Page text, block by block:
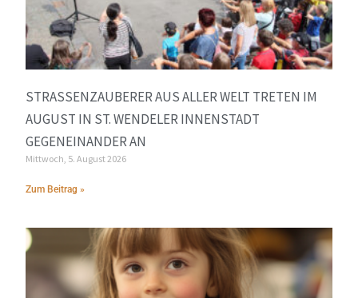
STRASSENZAUBERER AUS ALLER WELT TRETEN IM A
UGUST IN ST. WENDELER INNENSTADT G
EGENEINANDER AN
Mittwoch, 5. August 2026
Zum Beitrag »